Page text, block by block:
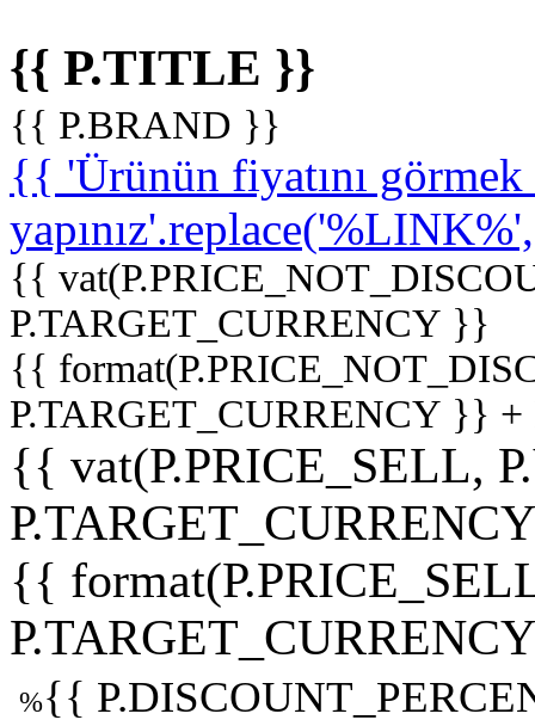
{{ P.TITLE }}
{{ P.BRAND }}
{{ 'Ürünün fiyatını
{{
P.TARGET_CURRENCY }}
{{
P.TARGET_CURRENCY }}
{{ vat(P.PRICE_SELL,
{{
%{{